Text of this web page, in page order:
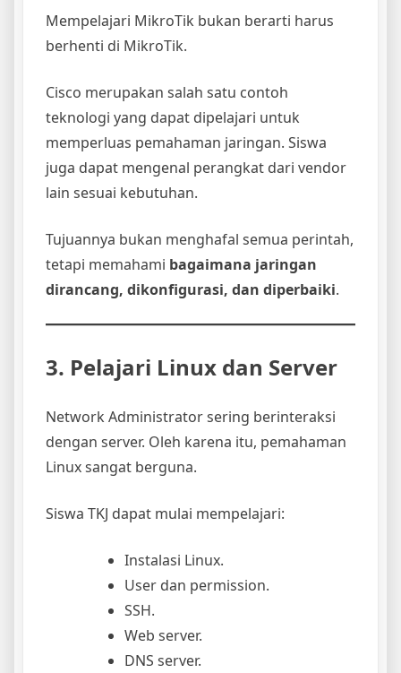
Mempelajari MikroTik bukan berarti harus
berhenti di MikroTik.
Cisco merupakan salah satu contoh
teknologi yang dapat dipelajari untuk
memperluas pemahaman jaringan. Siswa
juga dapat mengenal perangkat dari vendor
lain sesuai kebutuhan.
Tujuannya bukan menghafal semua perintah,
tetapi memahami bagaimana jaringan
dirancang, dikonfigurasi, dan diperbaiki.
3. Pelajari Linux dan Server
Network Administrator sering berinteraksi
dengan server. Oleh karena itu, pemahaman
Linux sangat berguna.
Siswa TKJ dapat mulai mempelajari:
Instalasi Linux.
User dan permission.
SSH.
Web server.
DNS server.